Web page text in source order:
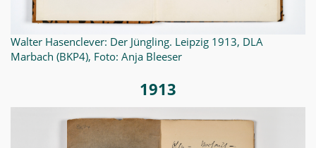
Walter Hasenclever: Der Jüngling. Leipzig 1913, DLA
Marbach (BKP4), Foto: Anja Bleeser
1913